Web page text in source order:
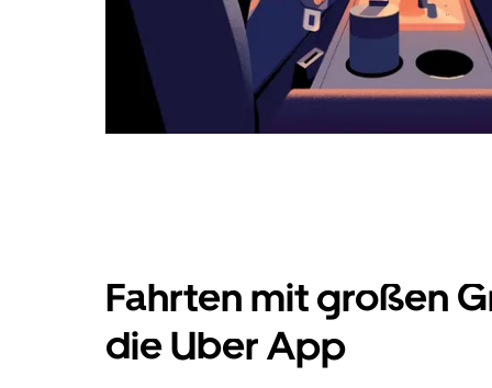
Fahrten mit großen
die Uber App